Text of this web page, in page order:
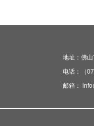
地址：佛
电话：（
邮箱：